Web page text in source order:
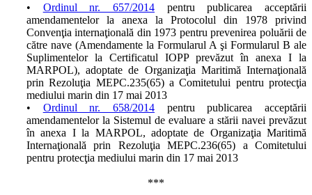
• Ordinul nr. 657/2014 pentru publicarea acceptării
amendamentelor la anexa la Protocolul din 1978 privind
Convenţia internaţională din 1973 pentru prevenirea poluării de
către nave (Amendamente la Formularul A şi Formularul B ale
Suplimentelor la Certificatul IOPP prevăzut în anexa I la
MARPOL), adoptate de Organizaţia Maritimă Internaţională
prin Rezoluţia MEPC.235(65) a Comitetului pentru protecţia
mediului marin din 17 mai 2013
• Ordinul nr. 658/2014 pentru publicarea acceptării
amendamentelor la Sistemul de evaluare a stării navei prevăzut
în anexa I la MARPOL, adoptate de Organizaţia Maritimă
Internaţională prin Rezoluţia MEPC.236(65) a Comitetului
pentru protecţia mediului marin din 17 mai 2013
***